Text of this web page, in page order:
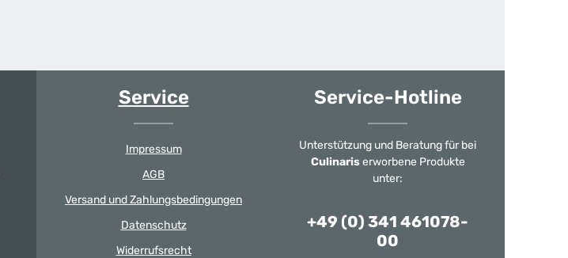
Service
Impressum
AGB
Versand und Zahlungsbedingungen
Datenschutz
Widerrufsrecht
Service-Hotline
Unterstützung und Beratung für bei
Culinariserworbene Produkte
unter:
+49 (0) 341 461078-
00